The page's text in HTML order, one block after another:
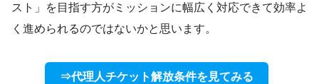
スト」を目指す方がミッションに幅広く対応できて効率よ
く進められるのではないかと思います。
⇒代理人チケット解放条件を見てみる